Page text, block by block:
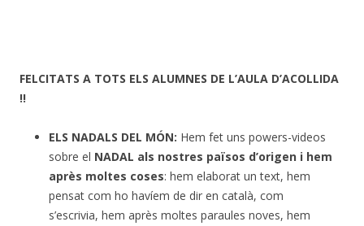
FELCITATS A TOTS ELS ALUMNES DE L’AULA D’ACOLLIDA
!!
ELS NADALS DEL MÓN: Hem fet uns powers-videos
sobre el NADAL als nostres països d’origen i hem
après moltes coses: hem elaborat un text, hem
pensat com ho havíem de dir en català, com
s’escrivia, hem après moltes paraules noves, hem